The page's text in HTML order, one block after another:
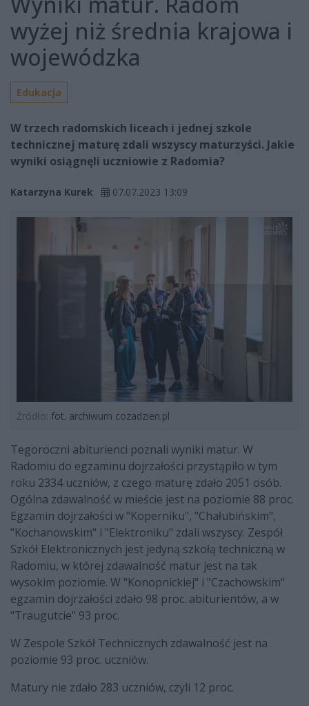
wyżej niż średnia krajowa i
wojewódzka
Edukacja
W trzech radomskich liceach i jednej szkole
technicznej maturę zdali wszyscy maturzyści. Jakie
wyniki osiągnęli uczniowie z Radomia?
Katarzyna Kurek 07.07.2023 13:09
Źródło: fot. archiwum cozadzien.pl
Tegoroczni abiturienci poznali wyniki matur. W
Radomiu do egzaminu dojrzałości przystąpiło w tym
roku 2334 uczniów, z czego maturę zdało 2051 osób.
Ogólna zdawalność w mieście jest na poziomie 88 proc.
Egzamin dojrzałości w "Koperniku", "Chałubińskim",
"Kochanowskim" i "Elektroniku" zdali wszyscy. Zespół
Szkół Elektronicznych jest jedyną szkołą techniczną w
Radomiu, w której zdawalność matur jest na tak
wysokim poziomie. W "Konopnickiej" i "Czachowskim"
egzamin dojrzałości zdało 98 proc. abiturientów, a w
"Traugutcie" 93 proc.
W Zespole Szkół Technicznych zdawalność jest na
poziomie 93 proc. uczniów.
Matury nie zdało 283 uczniów, czyli 12 proc.